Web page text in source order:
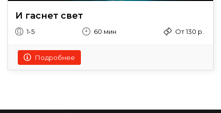
И гаснет свет
1-5 60 мин От 130 р.
Подробнее